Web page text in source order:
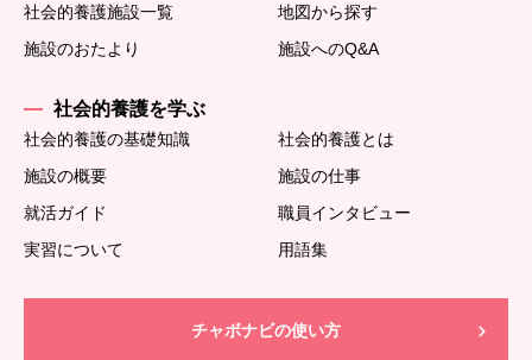
社会的養護施設一覧
地図から探す
施設のおたより
施設へのQ&A
社会的養護を学ぶ
社会的養護の基礎知識
社会的養護とは
施設の概要
施設の仕事
就活ガイド
職員インタビュー
実習について
用語集
チャボナビの使い方